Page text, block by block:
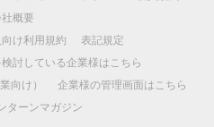
概要
け利用規約
表記規定
討している企業様はこちら
向け）
企業様の管理画面はこちら
ターンマガジン